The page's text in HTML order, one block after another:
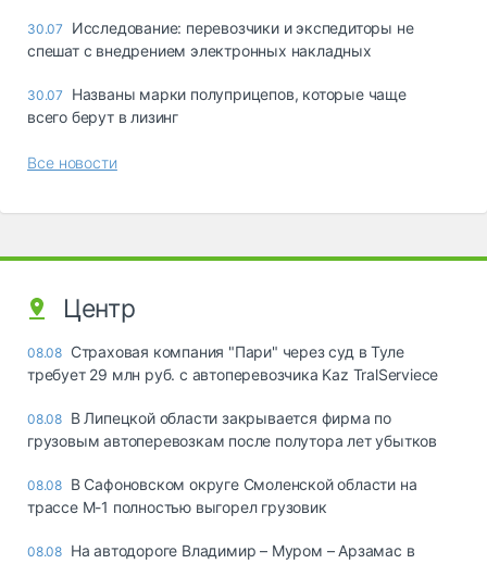
30.07
Исследование: перевозчики и экспедиторы не
спешат с внедрением электронных накладных
30.07
Названы марки полуприцепов, которые чаще
всего берут в лизинг
Все новости
Центр
08.08 Страховая компания "Пари" через суд в Туле
требует 29 млн руб. с автоперевозчика Kaz TralServiece
08.08 В Липецкой области закрывается фирма по
грузовым автоперевозкам после полутора лет убытков
08.08 В Сафоновском округе Смоленской области на
трассе М-1 полностью выгорел грузовик
08.08 На автодороге Владимир – Муром – Арзамас в